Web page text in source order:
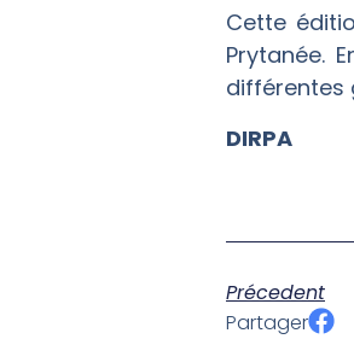
Cette
Prytanée.
différentes
DIRPA
Précedent
Partager